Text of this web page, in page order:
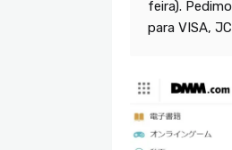
feira).
para VISA,